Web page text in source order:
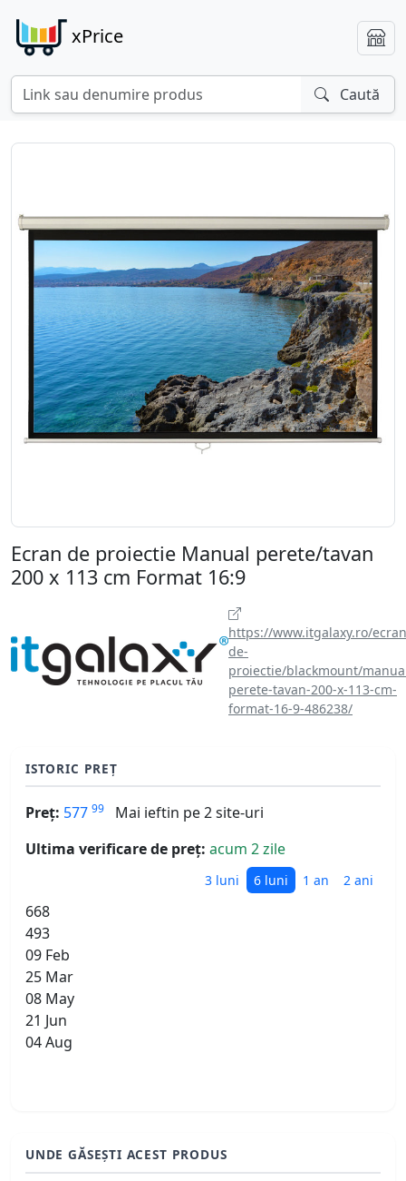
xPrice
Caută
Ecran de proiectie Manual perete/tavan
200 x 113 cm Format 16:9
https://www.itgalaxy.ro/
de-
proiectie/blackmount/
perete-tavan-200-x-113-cm-
format-16-9-486238/
ISTORIC PREȚ
Preț: 577 99
Mai ieftin pe 2 site-uri
Ultima verificare de preț: acum 2 zile
3 luni 6 luni 1 an 2 ani
668
493
09 Feb
25 Mar
08 May
21 Jun
04 Aug
UNDE GĂSEȘTI ACEST PRODUS